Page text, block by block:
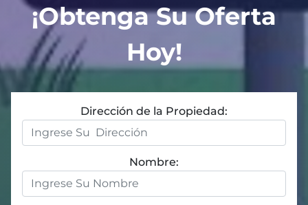
¡Obtenga Su Oferta
Hoy!
Dirección de la Propiedad:
Nombre: